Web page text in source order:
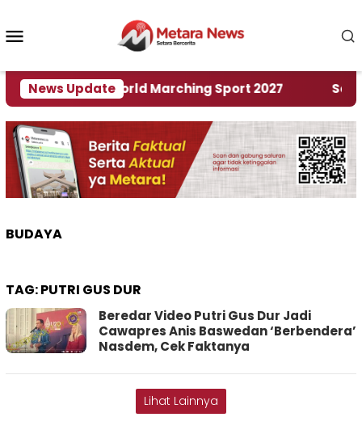
konten
News Update
Rumah World Marching Sport 2027 ‎Soal
BUDAYA
TAG:PUTRI GUS DUR
Beredar Video Putri Gus Dur Jadi
Cawapres Anis Baswedan ‘Berbendera’
Nasdem, Cek Faktanya
Lihat Lainnya